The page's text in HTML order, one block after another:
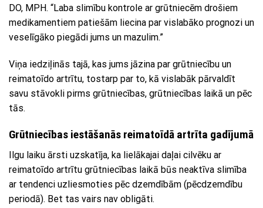
DO, MPH. “Laba slimību kontrole ar grūtniecēm drošiem
medikamentiem patiešām liecina par vislabāko prognozi un
veselīgāko piegādi jums un mazulim.”
Viņa iedziļinās tajā, kas jums jāzina par grūtniecību un
reimatoīdo artrītu, tostarp par to, kā vislabāk pārvaldīt
savu stāvokli pirms grūtniecības, grūtniecības laikā un pēc
tās.
Grūtniecības iestāšanās reimatoīdā artrīta gadījumā
Ilgu laiku ārsti uzskatīja, ka lielākajai daļai cilvēku ar
reimatoīdo artrītu grūtniecības laikā būs neaktīva slimība
ar tendenci uzliesmoties pēc dzemdībām (pēcdzemdību
periodā). Bet tas vairs nav obligāti.